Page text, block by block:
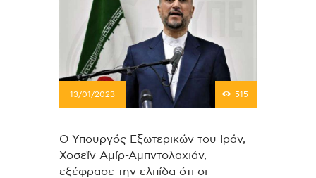
13/01/2023 515
Ο Υπουργός Εξωτερικών του Ιράν,
Χοσεΐν Αμίρ-Αμπντολαχιάν,
εξέφρασε την ελπίδα ότι οι